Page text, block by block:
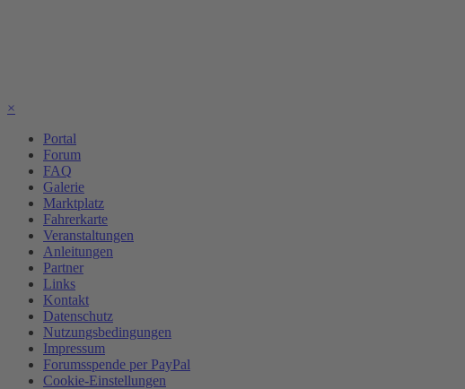
×
Portal
Forum
FAQ
Galerie
Marktplatz
Fahrerkarte
Veranstaltungen
Anleitungen
Partner
Links
Kontakt
Datenschutz
Nutzungsbedingungen
Impressum
Forumsspende per PayPal
Cookie-Einstellungen